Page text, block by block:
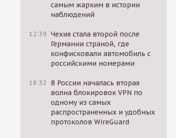
самым жарким в истории
наблюдений
12:39 Чехия стала второй после
Германии страной, где
конфисковали автомобиль с
российскими номерами
18:32
В России началась вторая
волна блокировок VPN по
одному из самых
распространенных и удобных
протоколов WireGuard